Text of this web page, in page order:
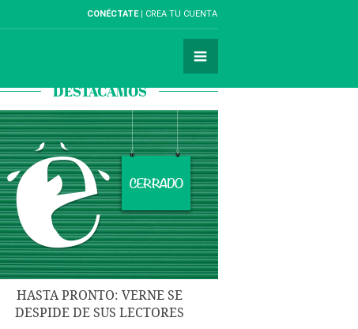
CONÉCTATE CREA TU CUENTA
DESTACAMOS
HASTA PRONTO: VERNE SE
DESPIDE DE SUS LECTORES